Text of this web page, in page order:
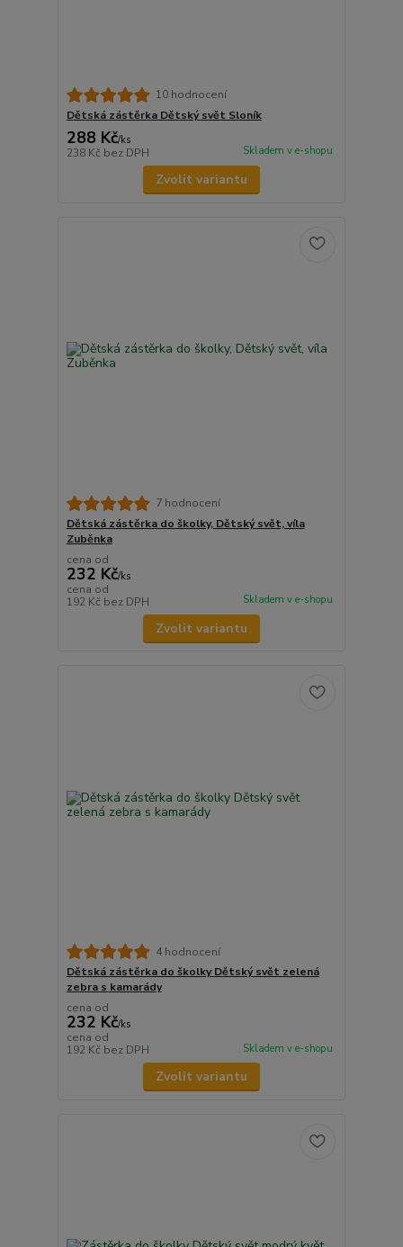
10 hodnocení
Dětská zástěrka Dětský svět Sloník
288 Kč/ks
238 Kč bez DPH Skladem v e-shopu
Zvolit variantu
7 hodnocení
Dětská zástěrka do školky, Dětský svět, víla
Zuběnka
cena od
232 Kč/ks
cena od
192 Kč bez DPH Skladem v e-shopu
Zvolit variantu
4 hodnocení
Dětská zástěrka do školky Dětský svět zelená
zebra s kamarády
cena od
232 Kč/ks
cena od
192 Kč bez DPH Skladem v e-shopu
Zvolit variantu